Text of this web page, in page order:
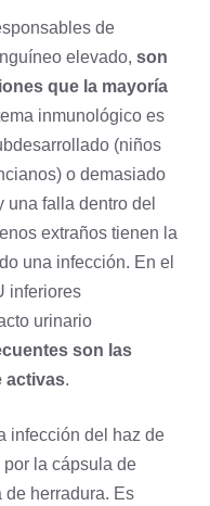
de
elevado, son
que la mayoría
inmunológico es
(niños
o demasiado
una falla dentro del
extraños tienen la
una infección. En el
inferiores
urinario
son las
activas.
infección del haz de
la cápsula de
de herradura. Es